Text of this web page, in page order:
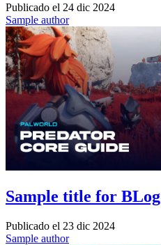
Publicado el 24 dic 2024
Sample author
Sample title for BLog
Publicado el 23 dic 2024
Sample author